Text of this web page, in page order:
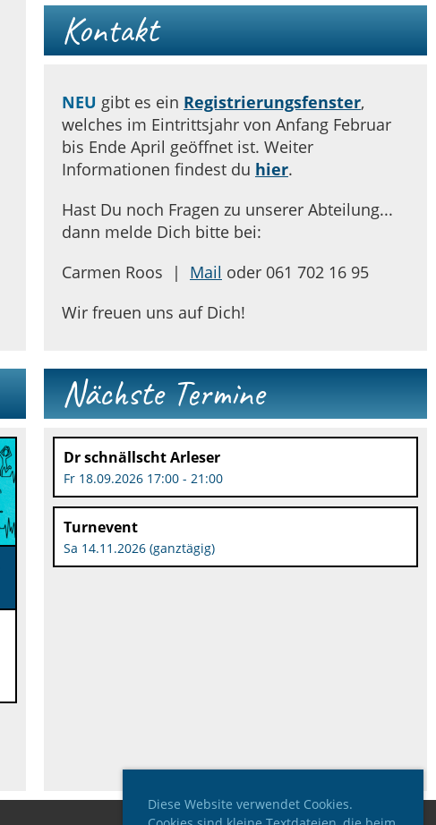
Diese Website verwendet Cookies.
Kontakt
NEU gibt es ein Registrierungsfenster,
welches im Eintrittsjahr von Anfang Februar
bis Ende April geöffnet ist. Weiter
Informationen findest du hier.
Hast Du noch Fragen zu unserer Abteilung...
dann melde Dich bitte bei:
Carmen Roos | Mail oder 061 702 16 95
Wir freuen uns auf Dich!
Nächste Termine
Dr schnällscht Arleser
Fr 18.09.2026 17:00 - 21:00
Turnevent
Sa 14.11.2026 (ganztägig)